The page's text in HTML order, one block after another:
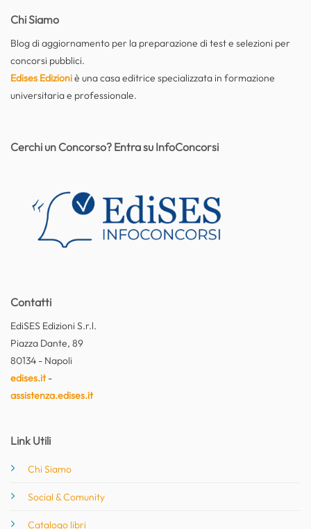
Chi Siamo
Blog di aggiornamento per la preparazione di test e selezioni per
concorsi pubblici.
Edises Edizioniè una casa editrice specializzata in formazione
universitaria e professionale.
Contatti
EdiSES Edizioni S.r.l.
Piazza Dante, 89
80134 - Napoli
edises.it-
assistenza.edises.it
Link Utili
Chi Siamo
Social & Comunity
Catalogo libri
Cerchi un Concorso? Entra su InfoConcorsi